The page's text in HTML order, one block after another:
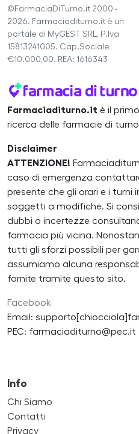
©FarmaciaDiTurno.it 2000 -
2026. Farmaciaditurno.it è un
portale di MyGEST SRL, P.Iva
15813241005. Cap.Sociale
€10.000,00. REA: 1616343
Farmaciaditurno.it è il
ricerca delle farmacie di
Disclaimer
ATTENZIONE!
caso di emergenza
presente che gli orari e i turni
soggetti a modifiche. Si
dubbi o incertezze
farmacia più vicina.
tutti gli sforzi possibili per
assumiamo alcuna
fornite tramite questo sito.
Facebook
Email:
PEC: farmaciaditurno@pec.it
Info
Chi Siamo
Contatti
Privacy